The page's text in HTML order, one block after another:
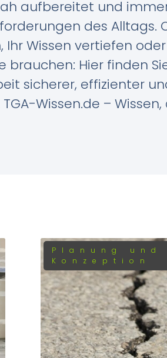
aufbereitet und
des Alltags.
Ihr Wissen vertiefen
brauchen: Hier finden
sicherer, effizienter
Wissen.de –
Planung und
Konzeption